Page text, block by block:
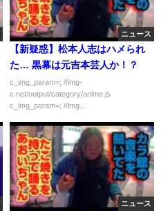
ニュース
【新疑惑】松本人志はハメられ
た… 黒幕は元吉本芸人か！？
c_img_param=; //img-
c.net/output/category/anime.js
c_img_param=; //img...
ニュース